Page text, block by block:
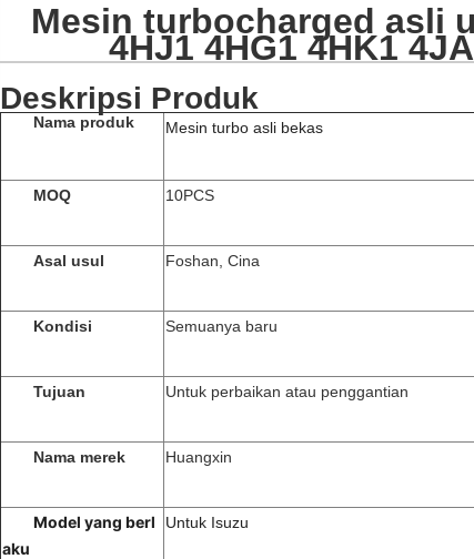
Mesin turbocharged asli
4HJ1 4HG1 4HK1
Deskripsi Produk
Nama produk Mesin turbo asli bekas
MOQ 10PCS
Asal usul Foshan, Cina
Kondisi Semuanya baru
Tujuan Untuk perbaikan atau penggantian
Nama merek Huangxin
Model yang berl
aku
Untuk Isuzu